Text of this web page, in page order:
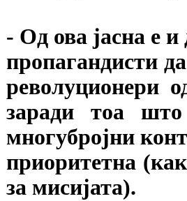
- Од ова јасна е и
пропагандисти
револуционери
заради тоа
многубројни
приоритетна
за мисијата).